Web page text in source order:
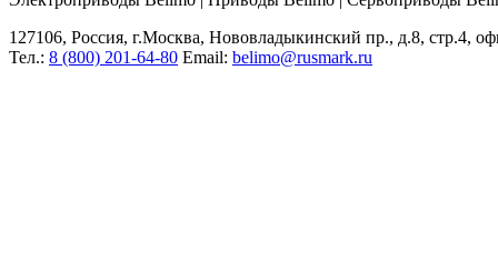
127106, Россия, г.Москва, Нововладыкинский пр., д.8, стр.4,
Тел.: 8 (800) 201-64-80 Еmail: belimo@rusmark.ru